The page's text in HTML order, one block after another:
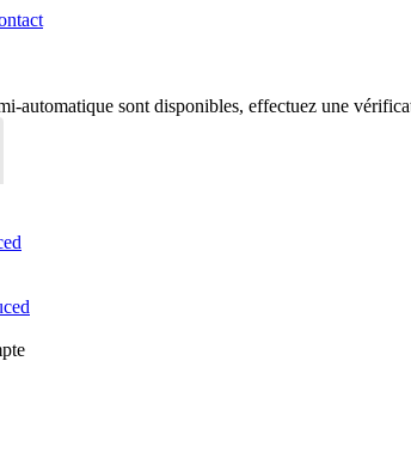
automatique sont disponibles, effectuez une